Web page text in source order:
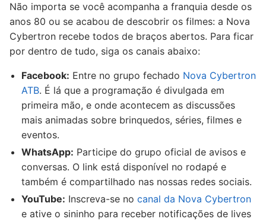
Não importa se você acompanha a franquia desde os
anos 80 ou se acabou de descobrir os filmes: a Nova
Cybertron recebe todos de braços abertos. Para ficar
por dentro de tudo, siga os canais abaixo:
Facebook: Entre no grupo fechado Nova Cybertron
ATB. É lá que a programação é divulgada em
primeira mão, e onde acontecem as discussões
mais animadas sobre brinquedos, séries, filmes e
eventos.
WhatsApp: Participe do grupo oficial de avisos e
conversas. O link está disponível no rodapé e
também é compartilhado nas nossas redes sociais.
YouTube: Inscreva-se no canal da Nova Cybertron
e ative o sininho para receber notificações de lives